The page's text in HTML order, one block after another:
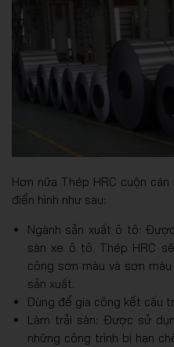
Hơn nữa Thép HRC cuộn
điển hình như sau:
Ngành sản xuất ô tô:
sàn xe ô tô. Thép HRC
công sơn màu và sơn
sản xuất.
Dùng để gia công kết cấu
Làm trải sàn: Được sử
những công trình bị hạn